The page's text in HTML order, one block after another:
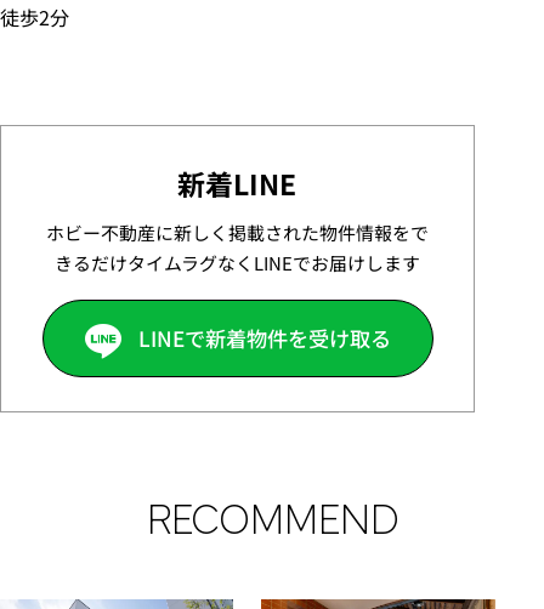
徒歩2分
新着LINE
ホビー不動産に新しく掲載された物件情報をで
きるだけタイムラグなくLINEでお届けします
LINEで新着物件を受け取る
RECOMMEND